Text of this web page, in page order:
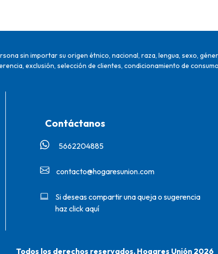
sin importar su origen étnico, nacional, raza, lengua, sexo,
exclusión, selección de clientes, condicionamiento de
Contáctanos
5662204885‬
contacto@hogaresunion.com
Si deseas compartir una queja o sugerencia
haz click aquí
Todos los derechos reservados. Hogares Unión 2026